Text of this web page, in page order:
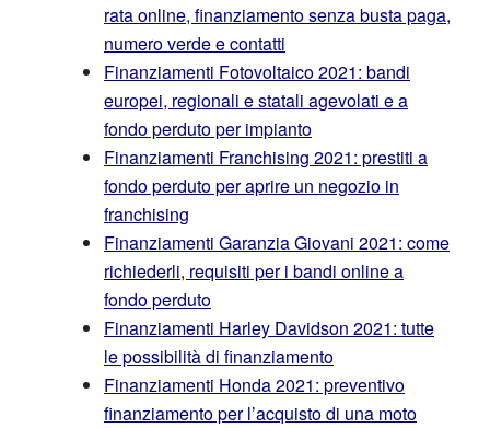
rata online, finanziamento senza busta paga,
numero verde e contatti
Finanziamenti Fotovoltaico 2021: bandi
europei, regionali e statali agevolati e a
fondo perduto per impianto
Finanziamenti Franchising 2021: prestiti a
fondo perduto per aprire un negozio in
franchising
Finanziamenti Garanzia Giovani 2021: come
richiederli, requisiti per i bandi online a
fondo perduto
Finanziamenti Harley Davidson 2021: tutte
le possibilità di finanziamento
Finanziamenti Honda 2021: preventivo
finanziamento per l’acquisto di una moto